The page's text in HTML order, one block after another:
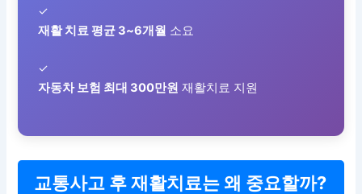
✓
재활 치료 평균 3~6개월 소요
✓
자동차 보험 최대 300만원 재활치료 지원
교통사고 후 재활치료는 왜 중요할까?